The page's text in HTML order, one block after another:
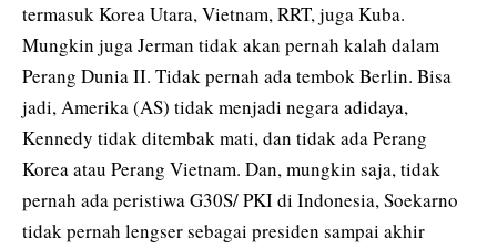
termasuk Korea Utara, Vietnam, RRT, juga Kuba.
Mungkin juga Jerman tidak akan pernah kalah dalam
Perang Dunia II. Tidak pernah ada tembok Berlin. Bisa
jadi, Amerika (AS) tidak menjadi negara adidaya,
Kennedy tidak ditembak mati, dan tidak ada Perang
Korea atau Perang Vietnam. Dan, mungkin saja, tidak
pernah ada peristiwa G30S/ PKI di Indonesia, Soekarno
tidak pernah lengser sebagai presiden sampai akhir